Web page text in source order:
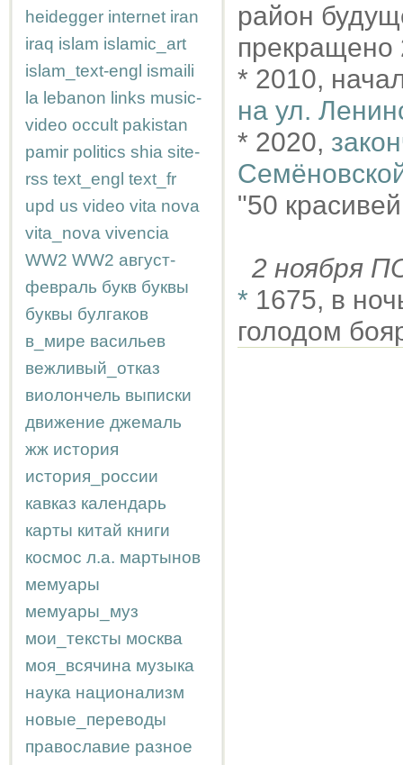
heidegger internet iran
iraq islam islamic_art
islam_text-engl ismaili
la lebanon links music-
video occult pakistan
pamir politics shia site-
rss text_engl text_fr
upd us video vita nova
vita_nova vivencia
WW2 WW2 август-
февраль букв буквы
буквы булгаков
в_мире васильев
вежливый_отказ
виолончель выписки
движение джемаль
жж история
история_россии
кавказ календарь
карты китай книги
космос л.а. мартынов
мемуары
мемуары_муз
мои_тексты москва
моя_всячина музыка
наука национализм
новые_переводы
православие разное
район
прекращено
* 2010,
на ул.
* 2020,
"50
2 ноября
* 1675, в
голодом